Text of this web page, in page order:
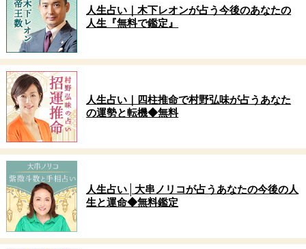
人生占い｜木下レオンが占う今後のあなたの
人生『無料で鑑定』
人生占い｜四柱推命で村野弘味が占うあなた
の運勢と転機◆無料
人生占い│大串ノリコが占うあなたの今後の人
生と運命◆無料鑑定